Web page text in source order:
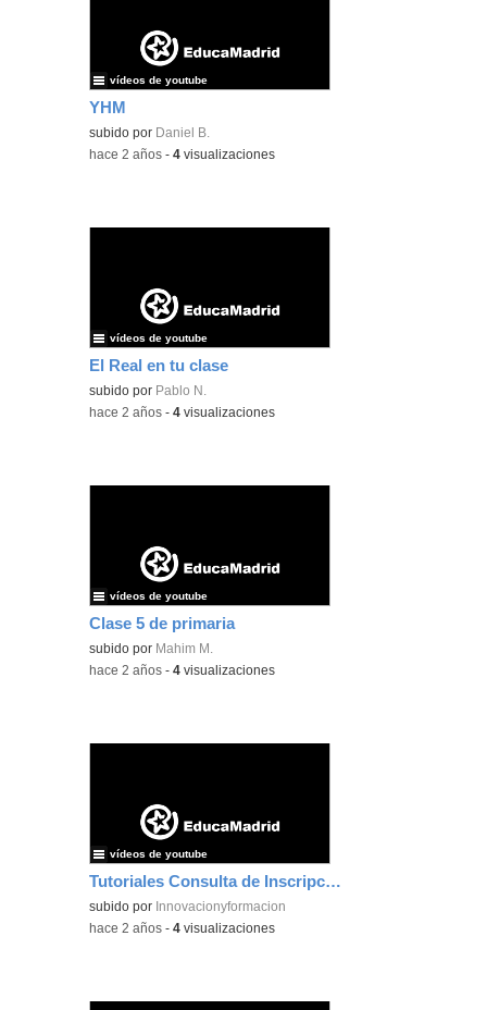
YHM
subido por Daniel B.
vídeos de youtube
-hace 2 años -4 visualizaciones
El Real en tu clase
subido por Pablo N.
vídeos de youtube
-hace 2 años -4 visualizaciones
Clase 5 de primaria
subido por Mahim M.
vídeos de youtube
-hace 2 años -4 visualizaciones
Tutoriales Consulta de Inscripciones
subido por Innovacionyformacion
vídeos de youtube
-hace 2 años -4 visualizaciones